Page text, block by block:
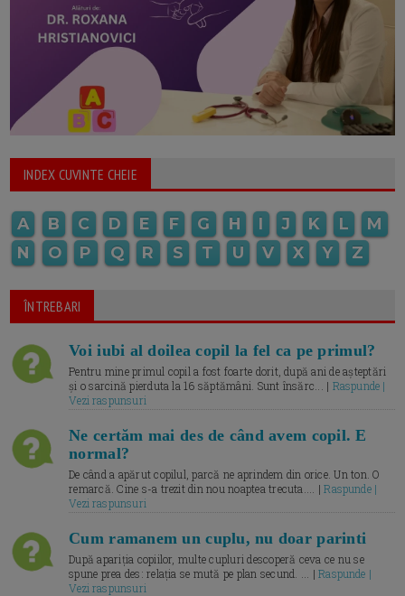
INDEX CUVINTE CHEIE
A B C D E F G H I J K L
M
N
O P Q R S T U V X Y Z
ÎNTREBARI
Voi iubi al doilea copil la fel ca pe primul?
Pentru mine primul copil a fost foarte dorit, după ani de așteptări
și o sarcină pierduta la 16 săptămâni. Sunt însărc... | Raspunde |
Vezi raspunsuri
Ne certăm mai des de când avem copil. E
normal?
De când a apărut copilul, parcă ne aprindem din orice. Un ton. O
remarcă. Cine s-a trezit din nou noaptea trecuta.... |Raspunde |
Vezi raspunsuri
Cum ramanem un cuplu, nu doar parinti
După apariția copiilor, multe cupluri descoperă ceva ce nu se
spune prea des: relația se mută pe plan secund. ... |Raspunde |
Vezi raspunsuri